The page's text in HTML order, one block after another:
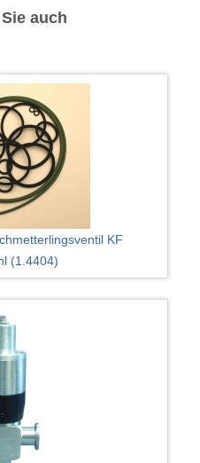
auch
KF
(1.4404)